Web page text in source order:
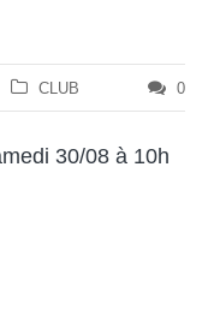
CLUB 0
30/08 à 10h